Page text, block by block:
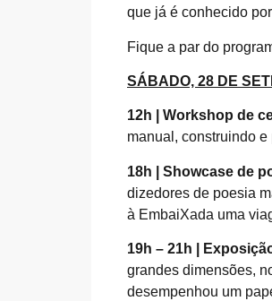
que já é conhecido
Fique a par do
SÁBADO, 28 DE
12h | Workshop de
manual, construindo
18h | Showcase de
dizedores de poesia
à EmbaiXada uma
19h – 21h |
grandes dimensões,
desempenhou um